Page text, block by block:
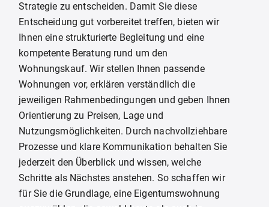
Strategie zu entscheiden. Damit Sie diese
Entscheidung gut vorbereitet treffen, bieten wir
Ihnen eine strukturierte Begleitung und eine
kompetente Beratung rund um den
Wohnungskauf. Wir stellen Ihnen passende
Wohnungen vor, erklären verständlich die
jeweiligen Rahmenbedingungen und geben Ihnen
Orientierung zu Preisen, Lage und
Nutzungsmöglichkeiten. Durch nachvollziehbare
Prozesse und klare Kommunikation behalten Sie
jederzeit den Überblick und wissen, welche
Schritte als Nächstes anstehen. So schaffen wir
für Sie die Grundlage, eine Eigentumswohnung